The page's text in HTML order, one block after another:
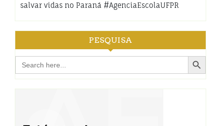
salvar vidas no Paraná #AgenciaEscolaUFPR
PESQUISA
Search
for:
Search Button